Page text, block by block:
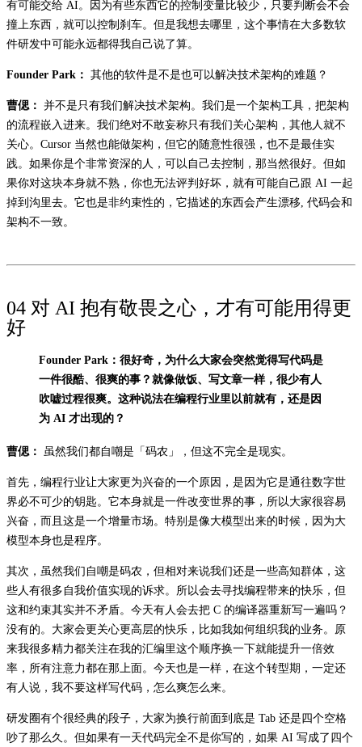
有可能交给 AI。因为有些东西它的控制变量比较少，只要判断会不会
撞上东西，就可以控制刹车。但是我想去哪里，这个事情在大多数软
件研发中可能永远都得我自己说了算。
Founder Park： 其他的软件是不是也可以解决技术架构的难题？
曹偲： 并不是只有我们解决技术架构。我们是一个架构工具，把架构
的流程嵌入进来。我们绝对不敢妄称只有我们关心架构，其他人就不
关心。Cursor 当然也能做架构，但它的随意性很强，也不是最佳实
践。如果你是个非常资深的人，可以自己去控制，那当然很好。但如
果你对这块本身就不熟，你也无法评判好坏，就有可能自己跟 AI 一起
掉到沟里去。它也是非约束性的，它描述的东西会产生漂移, 代码会和
架构不一致。
04 对 AI 抱有敬畏之心，才有可能用得更
好
Founder Park：很好奇，为什么大家会突然觉得写代码是
一件很酷、很爽的事？就像做饭、写文章一样，很少有人
吹嘘过程很爽。这种说法在编程行业里以前就有，还是因
为 AI 才出现的？
曹偲： 虽然我们都自嘲是「码农」，但这不完全是现实。
首先，编程行业让大家更为兴奋的一个原因，是因为它是通往数字世
界必不可少的钥匙。它本身就是一件改变世界的事，所以大家很容易
兴奋，而且这是一个增量市场。特别是像大模型出来的时候，因为大
模型本身也是程序。
其次，虽然我们自嘲是码农，但相对来说我们还是一些高知群体，这
些人有很多自我价值实现的诉求。所以会去寻找编程带来的快乐，但
这和约束其实并不矛盾。今天有人会去把 C 的编译器重新写一遍吗？
没有的。大家会更关心更高层的快乐，比如我如何组织我的业务。原
来我很多精力都关注在我的汇编里这个顺序换一下就能提升一倍效
率，所有注意力都在那上面。今天也是一样，在这个转型期，一定还
有人说，我不要这样写代码，怎么爽怎么来。
研发圈有个很经典的段子，大家为换行前面到底是 Tab 还是四个空格
吵了那么久。但如果有一天代码完全不是你写的，如果 AI 写成了四个